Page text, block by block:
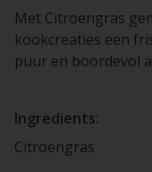
Met Citroengras
kookcreaties een
puur en boordevol
Ingredients:
Citroengras